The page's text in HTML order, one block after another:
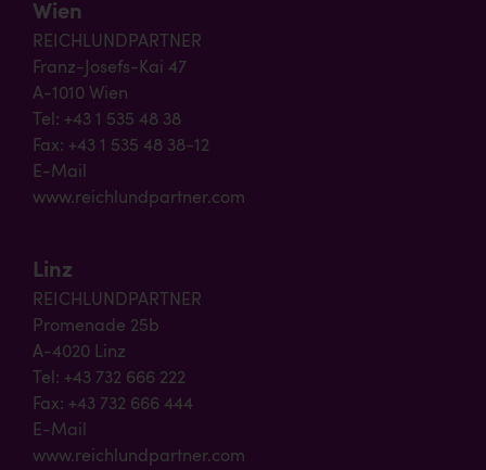
Wien
REICHLUNDPARTNER
Franz-Josefs-Kai 47
A-1010 Wien
Tel: +43 1 535 48 38
Fax: +43 1 535 48 38-12
E-Mail
www.reichlundpartner.com
Linz
REICHLUNDPARTNER
Promenade 25b
A-4020 Linz
Tel: +43 732 666 222
Fax: +43 732 666 444
E-Mail
www.reichlundpartner.com